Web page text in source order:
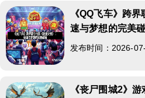
《QQ飞车》跨
速与梦想的完美
发布时间：2026-
《丧尸围城2》